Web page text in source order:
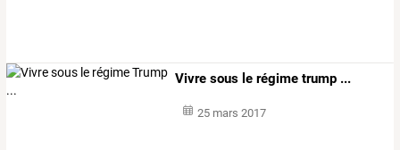
Vivre sous le régime trump ...
25 mars 2017